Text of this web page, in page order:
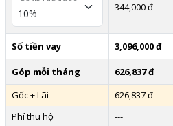
344,000 đ
Số tiền vay 3,096,000 đ
Góp mỗi tháng 626,837 đ
Gốc + Lãi
626,837 đ
Phí thu hộ
---